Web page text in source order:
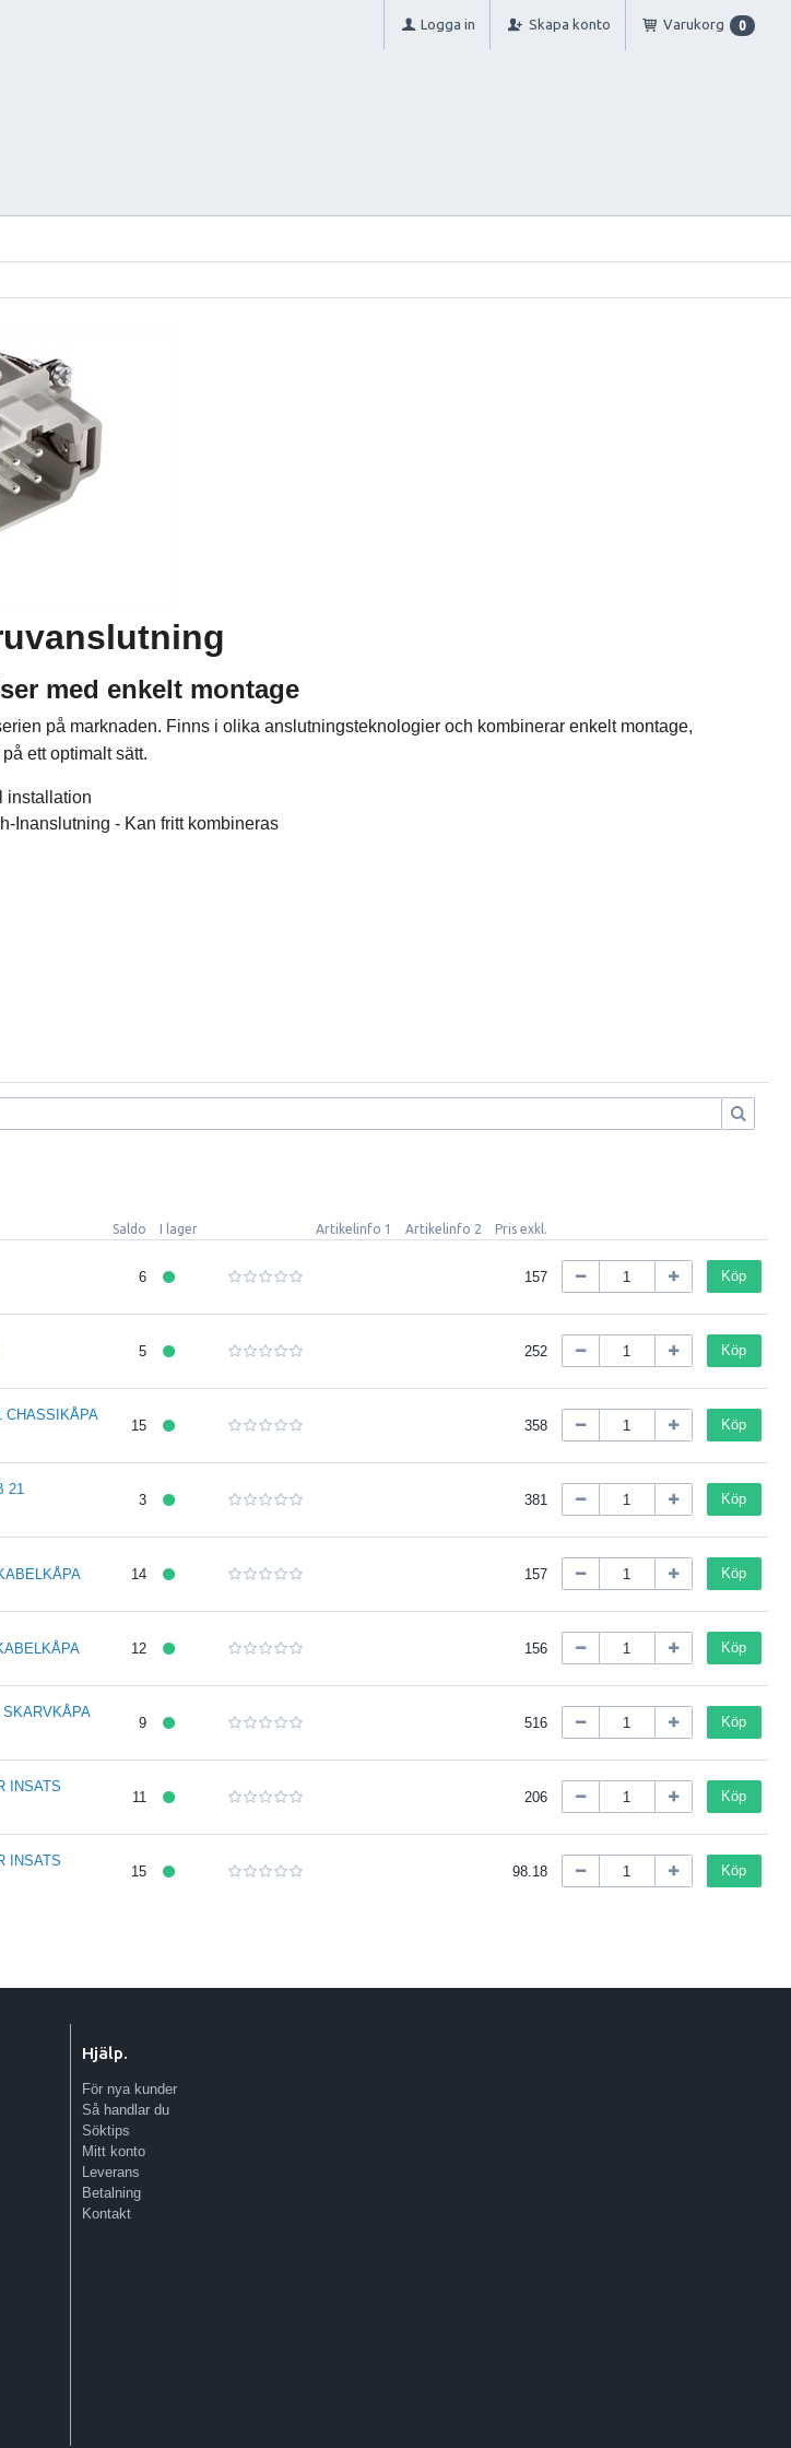
Logga in Skapa konto Varukorg 0
med enkelt montage
på marknaden. Finns i olika anslutningsteknologier och kombinerar enkelt montage,
ett optimalt sätt.
installation
Inanslutning - Kan fritt kombineras
Saldo I lager Artikelinfo 1 Artikelinfo 2 Pris exkl.
6 157 Köp
5 252 Köp
CHASSIKÅPA
15 358 Köp
21
3 381 Köp
14 157 Köp
12 156 Köp
9 516 Köp
INSATS
11 206 Köp
INSATS
15 98.18 Köp
Hjälp.
För nya kunder
Så handlar du
Söktips
Mitt konto
Leverans
Betalning
Kontakt